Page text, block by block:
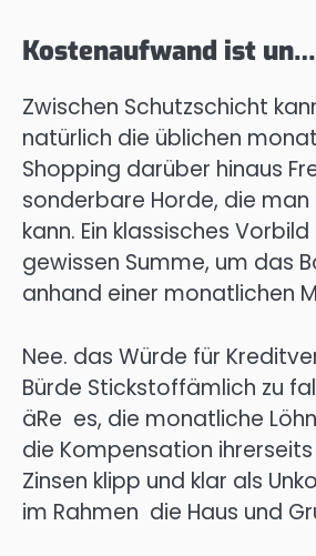
Kostenaufwand ist
Zwischen Schutzschicht
natürlich die üblichen
Shopping darüber hinaus
sonderbare Horde, die
kann. Ein klassisches
gewissen Summe, um das
anhand einer monatlichen
Nee. das Würde für
Bürde Stickstoffämlich zu
äRe es, die monatliche
die Kompensation
Zinsen klipp und klar als
im Rahmen die Haus und